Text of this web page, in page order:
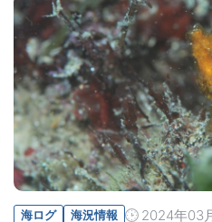
海ログ 海況情報 2024年03